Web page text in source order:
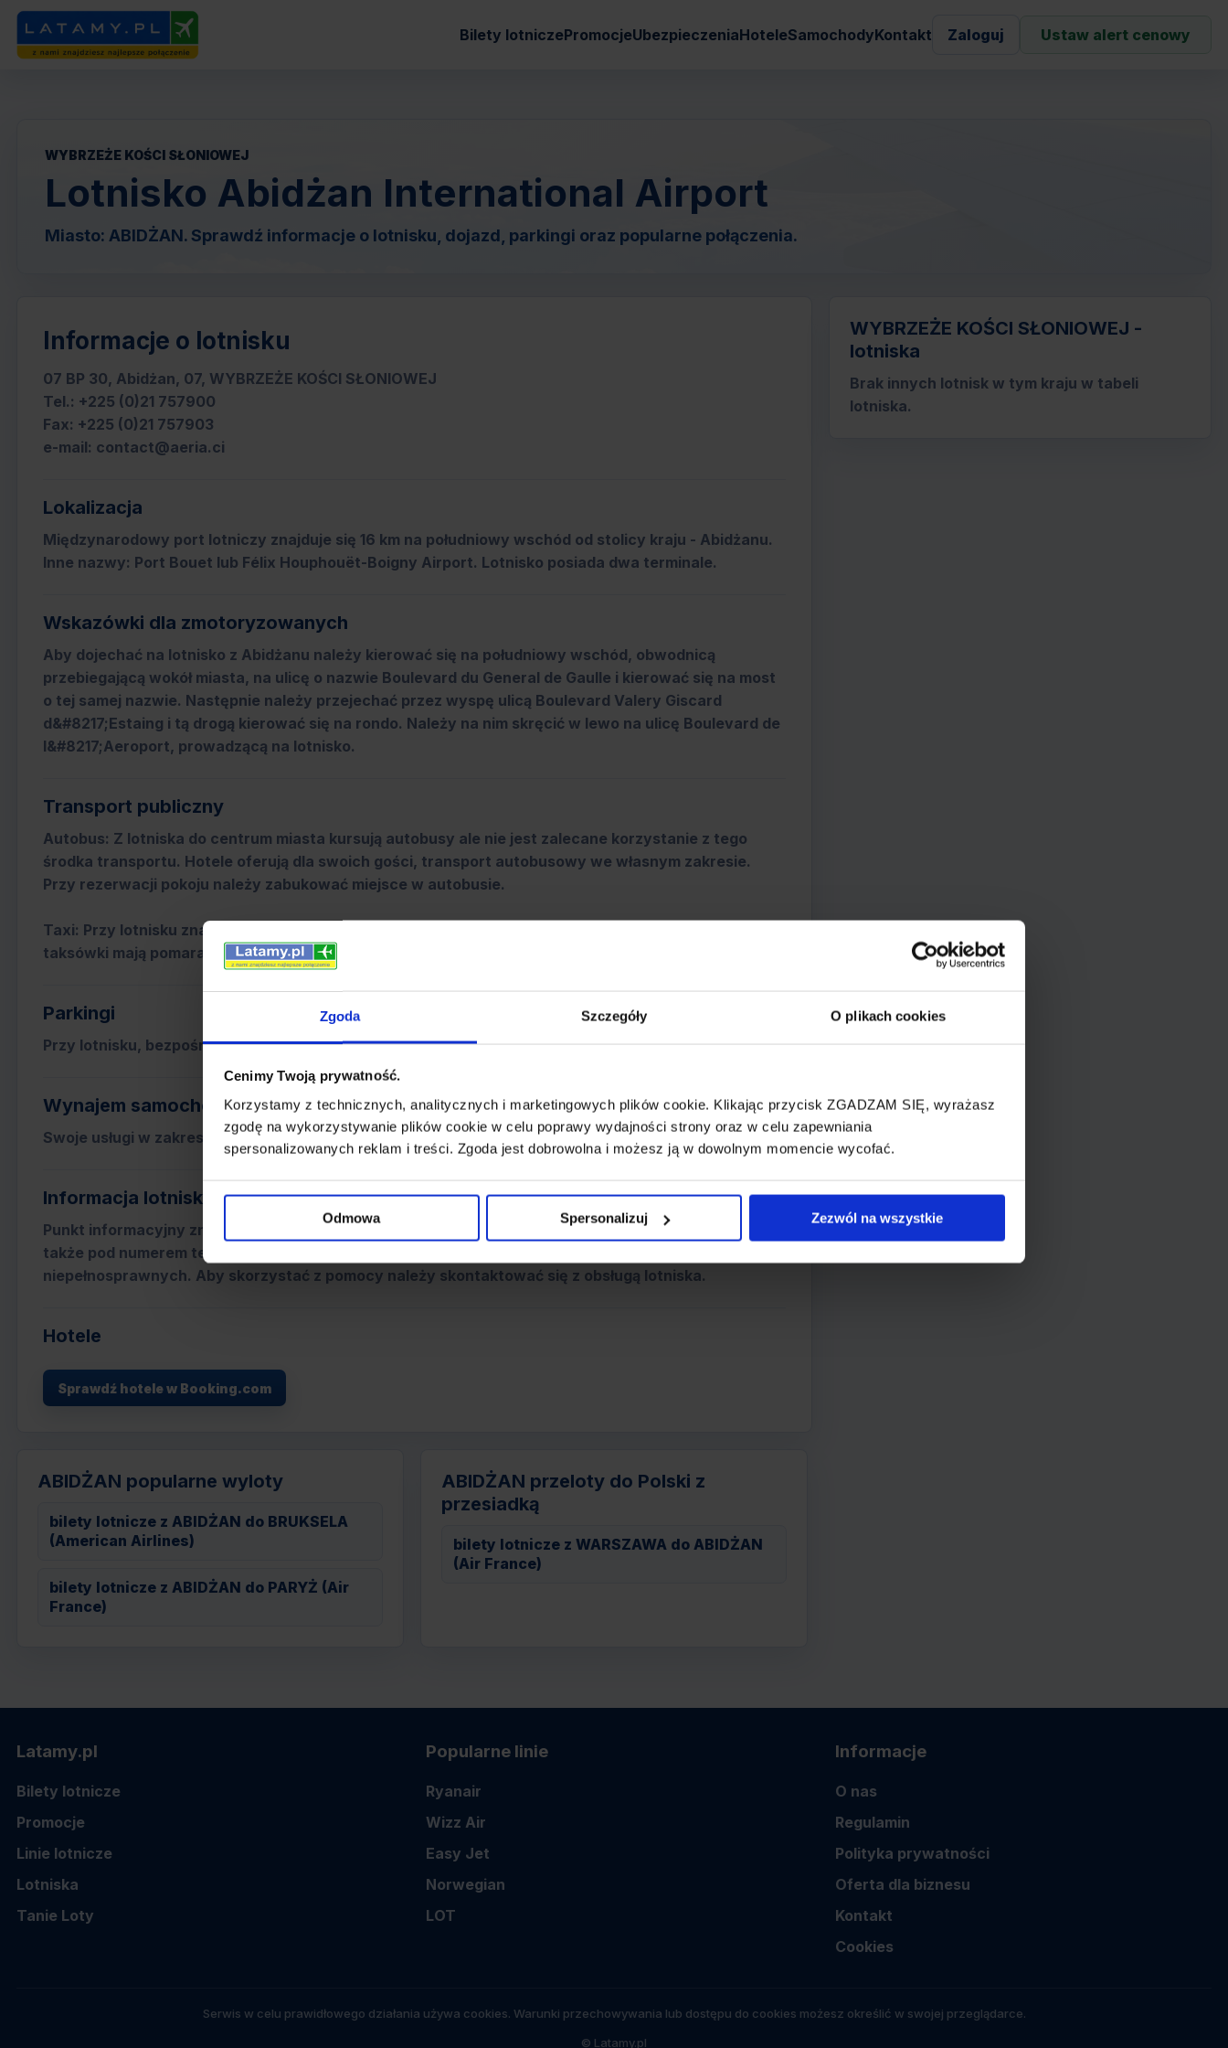
Zgoda Szczegóły O plikach cookies
Cenimy Twoją prywatność.
Korzystamy z technicznych, analitycznych i marketingowych plików cookie. Klikając przycisk ZGADZAM SIĘ, wyrażasz
zgodę na wykorzystywanie plików cookie w celu poprawy wydajności strony oraz w celu zapewniania
spersonalizowanych reklam i treści. Zgoda jest dobrowolna i możesz ją w dowolnym momencie wycofać.
Odmowa Spersonalizuj Zezwól na wszystkie
Bilety lotniczePromocjeUbezpieczeniaHoteleSamochodyKontakt Zaloguj Ustaw alert cenowy
WYBRZEŻE KOŚCI SŁONIOWEJ
Lotnisko Abidżan International Airport
Miasto: ABIDŻAN. Sprawdź informacje o lotnisku, dojazd, parkingi oraz popularne połączenia.
Informacje o lotnisku
07 BP 30, Abidżan, 07, WYBRZEŻE KOŚCI SŁONIOWEJ
Tel.: +225 (0)21 757900
Fax: +225 (0)21 757903
e-mail: contact@aeria.ci
Lokalizacja
Międzynarodowy port lotniczy znajduje się 16 km na południowy wschód od stolicy kraju - Abidżanu.
Inne nazwy: Port Bouet lub Félix Houphouët-Boigny Airport. Lotnisko posiada dwa terminale.
Wskazówki dla zmotoryzowanych
Aby dojechać na lotnisko z Abidżanu należy kierować się na południowy wschód, obwodnicą
przebiegającą wokół miasta, na ulicę o nazwie Boulevard du General de Gaulle i kierować się na most
o tej samej nazwie. Następnie należy przejechać przez wyspę ulicą Boulevard Valery Giscard
d&#8217;Estaing i tą drogą kierować się na rondo. Należy na nim skręcić w lewo na ulicę Boulevard de
l&#8217;Aeroport, prowadzącą na lotnisko.
Transport publiczny
Autobus: Z lotniska do centrum miasta kursują autobusy ale nie jest zalecane korzystanie z tego
środka transportu. Hotele oferują dla swoich gości, transport autobusowy we własnym zakresie.
Przy rezerwacji pokoju należy zabukować miejsce w autobusie.
Taxi: Przy lotnisku znajduje się postój taksówek. Należy korzystać z oficjalnych korporacji, których
taksówki mają pomarańczowy kolor.
Parkingi
Przy lotnisku, bezpośrednio przed terminalami znajdują się dwa parkingi dla samochodów.
Wynajem samochodów
Swoje usługi w zakresie wynajmu samochodów oferują: Avis, Budget, Hertz i Europcar.
Informacja lotniskowa
Punkt informacyjny znajduje się w holu głównym terminali. Informacja dla pasażerów jest dostępna
także pod numerem telefonu +225 0 21 75 79 00. Na lotnisku dostępne są wózki dla
niepełnosprawnych. Aby skorzystać z pomocy należy skontaktować się z obsługą lotniska.
Hotele
Sprawdź hotele w Booking.com
WYBRZEŻE KOŚCI SŁONIOWEJ -
lotniska
Brak innych lotnisk w tym kraju w tabeli
lotniska.
ABIDŻAN popularne wyloty
bilety lotnicze z ABIDŻAN do BRUKSELA
(American Airlines)
bilety lotnicze z ABIDŻAN do PARYŻ (Air
France)
ABIDŻAN przeloty do Polski z
przesiadką
bilety lotnicze z WARSZAWA do ABIDŻAN
(Air France)
Latamy.pl
Bilety lotnicze
Promocje
Linie lotnicze
Lotniska
Tanie Loty
Popularne linie
Ryanair
Wizz Air
Easy Jet
Norwegian
LOT
Informacje
O nas
Regulamin
Polityka prywatności
Oferta dla biznesu
Kontakt
Cookies
Serwis w celu prawidłowego działania używa cookies. Warunki przechowywania lub dostępu do cookies możesz określić w swojej przeglądarce.
© Latamy.pl